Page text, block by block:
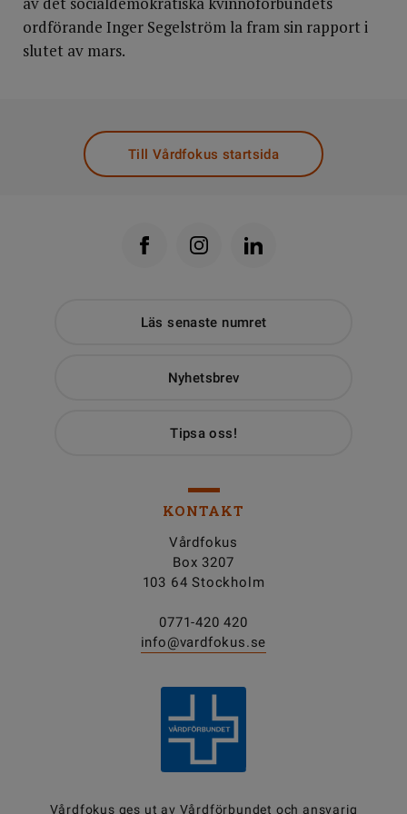
ordförande Inger Segelström la fram sin rapport i
slutet av mars.
Till Vårdfokus startsida
Läs senaste numret
Nyhetsbrev
Tipsa oss!
KONTAKT
Vårdfokus
Box 3207
103 64 Stockholm
0771-420 420
info@vardfokus.se
Vårdfokus ges ut av Vårdförbundet och ansvarig